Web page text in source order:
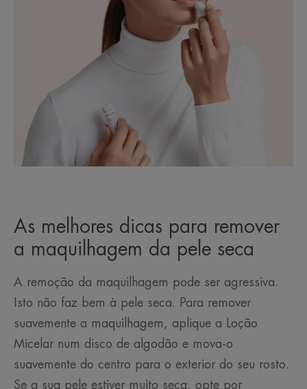
As melhores dicas para remover
a maquilhagem da pele seca
A remoção da maquilhagem pode ser agressiva.
Isto não faz bem à pele seca. Para remover
suavemente a maquilhagem, aplique a Loção
Micelar num disco de algodão e mova-o
suavemente do centro para o exterior do seu rosto.
Se a sua pele estiver muito seca, opte por